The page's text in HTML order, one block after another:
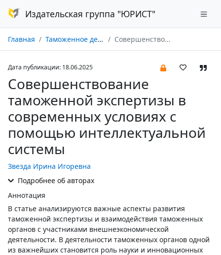
Издательская группа "ЮРИСТ"
Главная Таможенное дело № 02/2025 Совершенствование таможенной экспертизы в современных условиях с помощью интеллектуальной системы
Дата публикации: 18.06.2025
Совершенствование
таможенной экспертизы в
современных условиях с
помощью интеллектуальной
системы
Звезда Ирина Игоревна
Подробнее об авторах
Аннотация
В статье анализируются важные аспекты развития
таможенной экспертизы и взаимодействия таможенных
органов с участниками внешнеэкономической
деятельности. В деятельности таможенных органов одной
из важнейших становится роль науки и инновационных